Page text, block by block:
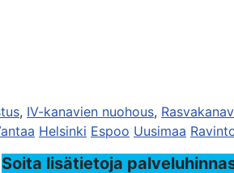
, IV-kanavien nuohous,
Helsinki Espoo Uusimaa
Soita lisätietoja